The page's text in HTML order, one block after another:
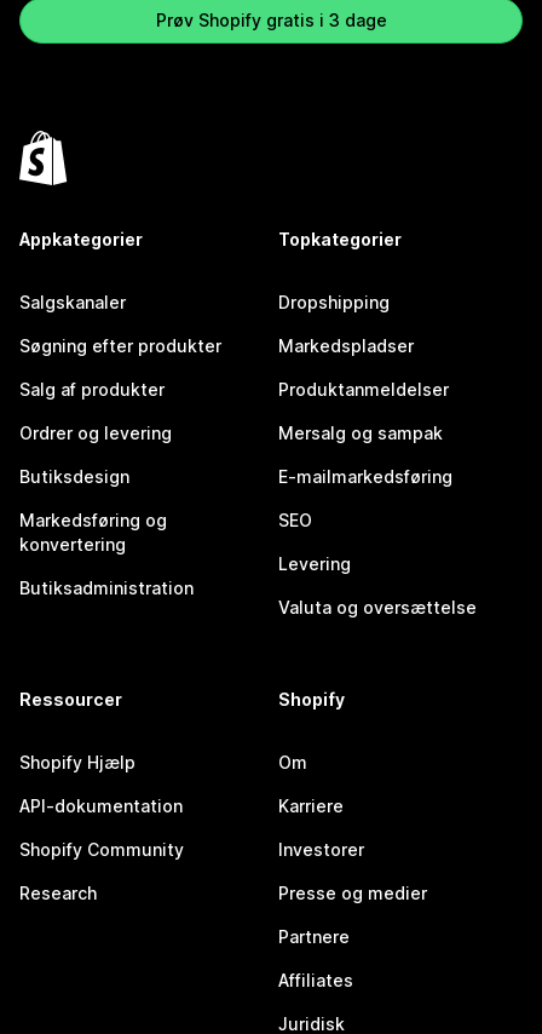
Prøv Shopify gratis i 3 dage
Appkategorier
Salgskanaler
Søgning efter produkter
Salg af produkter
Ordrer og levering
Butiksdesign
Markedsføring og
konvertering
Butiksadministration
Topkategorier
Dropshipping
Markedspladser
Produktanmeldelser
Mersalg og sampak
E-mailmarkedsføring
SEO
Levering
Valuta og oversættelse
Ressourcer
Shopify Hjælp
API-dokumentation
Shopify Community
Research
Shopify
Om
Karriere
Investorer
Presse og medier
Partnere
Affiliates
Juridisk